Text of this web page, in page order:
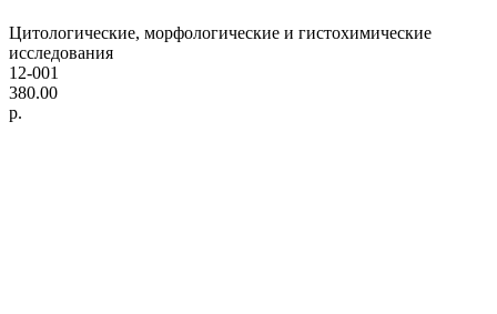
Цитологические, морфологические и гистохимические
исследования
12-001
380.00
р.